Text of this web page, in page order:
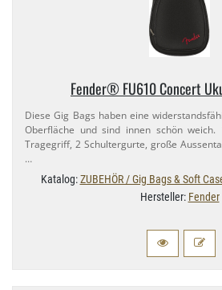
Fender® FU610 Concert
Diese Gig Bags haben eine
Oberfläche und sind innen schön weich.
Tragegriff, 2 Schultergurte, große
…
Katalog:ZUBEHÖR / Gig Bags & Soft
Hersteller: Fender